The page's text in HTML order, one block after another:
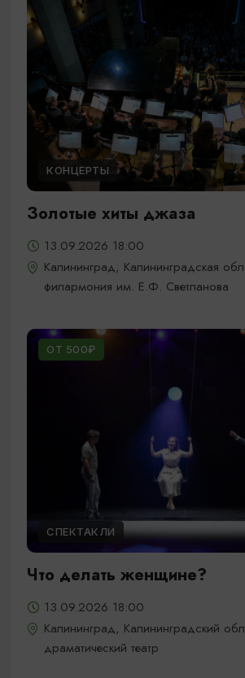
КОНЦЕРТЫ
Золотые хиты джаза
13.09.2026 18:00
Калининград, Калининградская
филармония им. Е.Ф. Светланова
ОТ 500₽
СПЕКТАКЛИ
Что делать женщине?
13.09.2026 18:00
Калининград, Калининградский
драматический театр